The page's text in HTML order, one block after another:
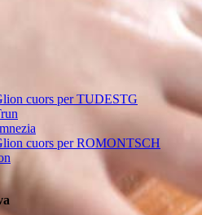
cuors per TUDESTG
cuors per ROMONTSCH